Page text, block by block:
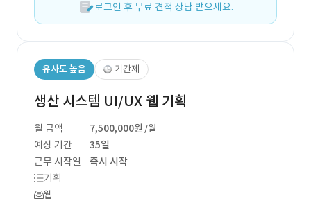
로그인 후 무료 견적 상담 받으세요.
유사도 높음 기간제
생산 시스템 UI/UX 웹 기획
월 금액 7,500,000원 /월
예상 기간
35일
근무 시작일
즉시 시작
기획
웹